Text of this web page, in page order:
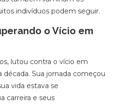
indivíduos podem seguir.
o Vício em
lutou contra o vício em
Sua jornada começou
vida estava se
carreira e seus